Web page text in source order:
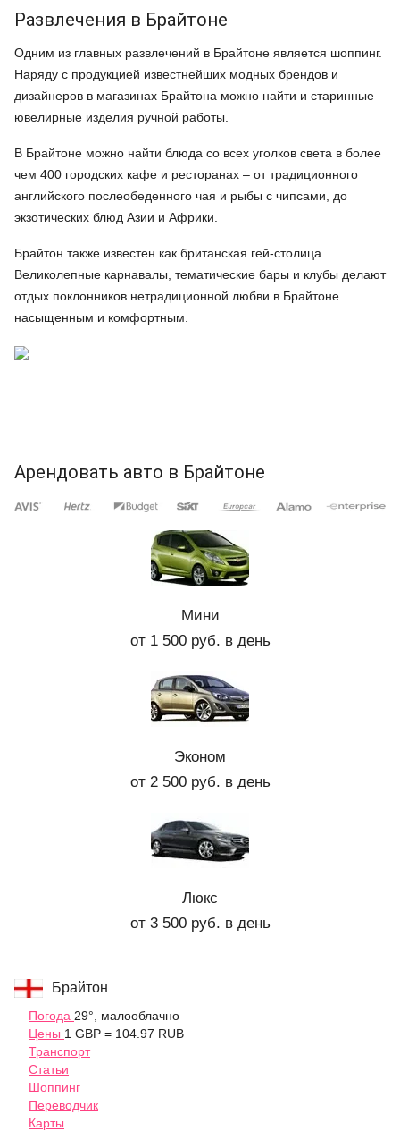
Развлечения в Брайтоне
Одним из главных развлечений в Брайтоне является шоппинг.
Наряду с продукцией известнейших модных брендов и
дизайнеров в магазинах Брайтона можно найти и старинные
ювелирные изделия ручной работы.
В Брайтоне можно найти блюда со всех уголков света в более
чем 400 городских кафе и ресторанах – от традиционного
английского послеобеденного чая и рыбы с чипсами, до
экзотических блюд Азии и Африки.
Брайтон также известен как британская гей-столица.
Великолепные карнавалы, тематические бары и клубы делают
отдых поклонников нетрадиционной любви в Брайтоне
насыщенным и комфортным.
Арендовать авто в Брайтоне
Мини
от 1 500 руб. в день
Эконом
от 2 500 руб. в день
Люкс
от 3 500 руб. в день
Брайтон
Погода 29°, малооблачно
Цены 1 GBP = 104.97 RUB
Транспорт
Статьи
Шоппинг
Переводчик
Карты